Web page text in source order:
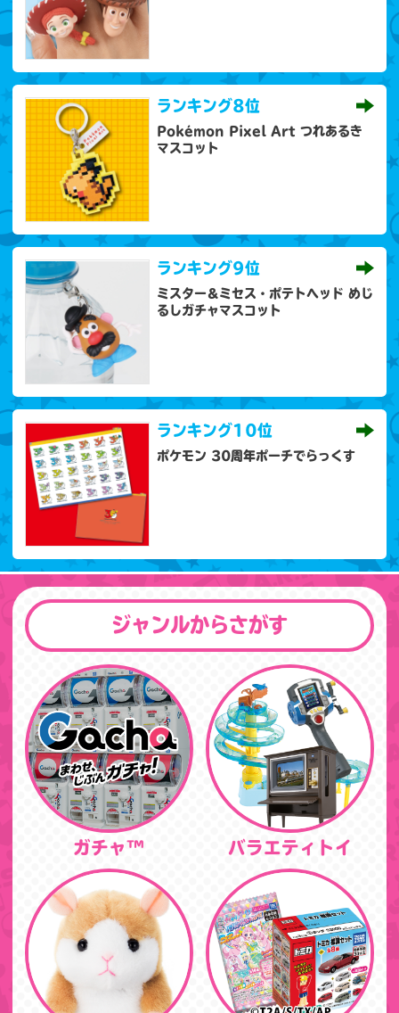
ランキング8位
Pokémon Pixel Art つれあるき
マスコット
ランキング9位
ミスター＆ミセス・ポテトヘッド めじ
るしガチャマスコット
ランキング10位
ポケモン 30周年ポーチでらっくす
ジャンルからさがす
ガチャ™ バラエティトイ